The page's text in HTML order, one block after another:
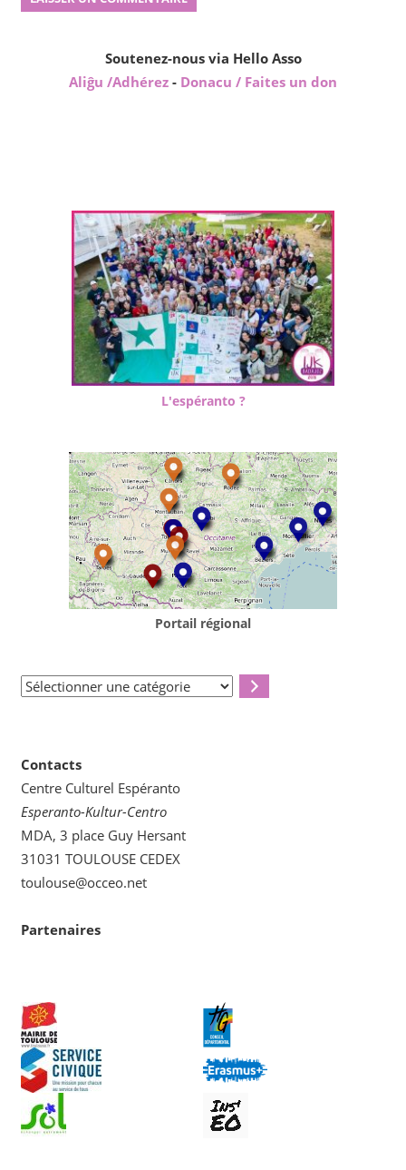
Soutenez-nous via Hello Asso
Aliĝu /Adhérez - Donacu / Faites un don
L'espéranto ?
Portail régional
Sélectionner
Contacts
Centre Culturel Espéranto
Esperanto-Kultur-Centro
MDA, 3 place Guy Hersant
31031 TOULOUSE CEDEX
toulouse@occeo.net
Partenaires